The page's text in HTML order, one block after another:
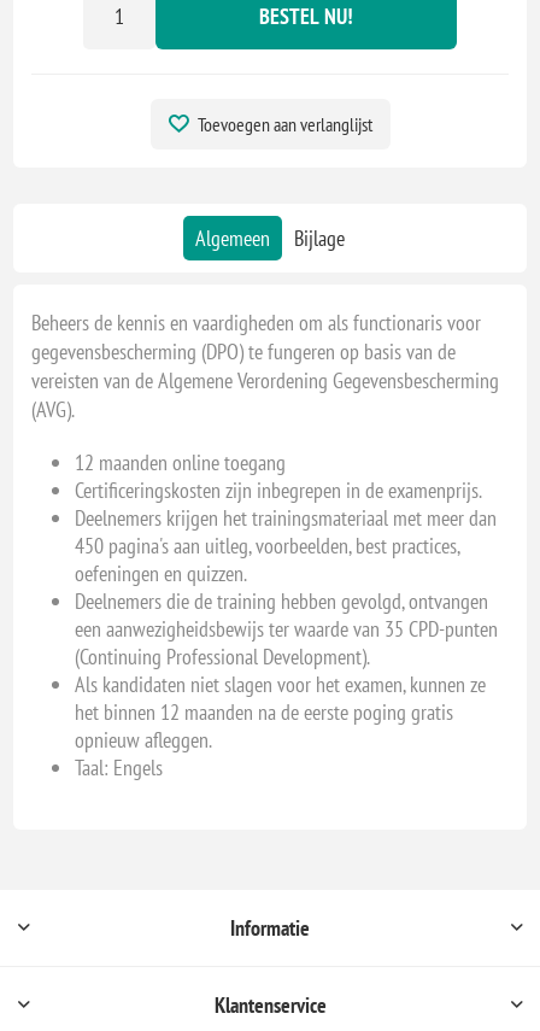
BESTEL NU!
Toevoegen aan verlanglijst
Algemeen Bijlage
Beheers de kennis en vaardigheden om als functionaris voor
gegevensbescherming (DPO) te fungeren op basis van de
vereisten van de Algemene Verordening Gegevensbescherming
(AVG).
12 maanden online toegang
Certificeringskosten zijn inbegrepen in de examenprijs.
Deelnemers krijgen het trainingsmateriaal met meer dan
450 pagina's aan uitleg, voorbeelden, best practices,
oefeningen en quizzen.
Deelnemers die de training hebben gevolgd, ontvangen
een aanwezigheidsbewijs ter waarde van 35 CPD-punten
(Continuing Professional Development).
Als kandidaten niet slagen voor het examen, kunnen ze
het binnen 12 maanden na de eerste poging gratis
opnieuw afleggen.
Taal: Engels
Informatie
Klantenservice